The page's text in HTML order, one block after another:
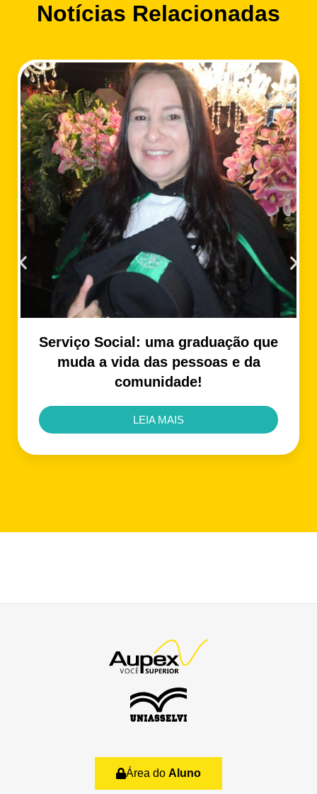
Notícias Relacionadas
Serviço Social: uma graduação que
muda a vida das pessoas e da
comunidade!
LEIA MAIS
Área do Aluno